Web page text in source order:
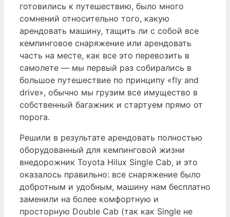
готовились к путешествию, было много
сомнений относительно того, какую
арендовать машину, тащить ли с собой все
кемпинговое снаряжение или арендовать
часть на месте, как все это перевозить в
самолете — мы первый раз собирались в
большое путешествие по принципу «fly and
drive», обычно мы грузим все имущество в
собственный багажник и стартуем прямо от
порога.
Решили в результате арендовать полностью
оборудованный для кемпинговой жизни
внедорожник Toyota Hilux Single Cab, и это
оказалось правильно: все снаряжение было
добротным и удобным, машину нам бесплатно
заменили на более комфортную и
просторную Double Cab (так как Single не